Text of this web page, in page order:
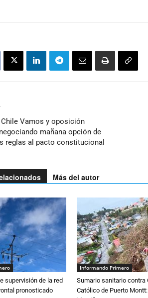
Vamos y oposición
mañana opción de
reglas al pacto constitucional
Más del autor
supervisión de la red
pronosticado
Informando Primero
Sumario sanitario contra
Católico de Puerto